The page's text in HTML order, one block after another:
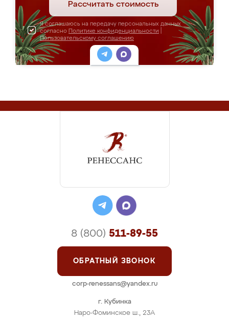
Рассчитать стоимость
Я соглашаюсь на передачу персональных данных
согласно Политике конфиденциальности
Пользовательскому соглашению
г. Кубинка
Наро-Фоминское ш., 23А
8 (800) 511-89-55
ОБРАТНЫЙ ЗВОНОК
corp-renessans@yandex.ru